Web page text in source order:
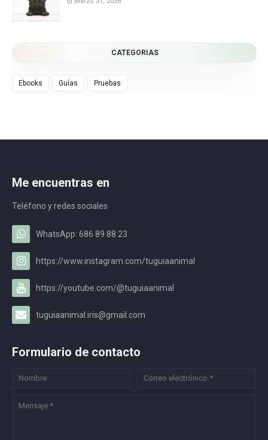
CATEGORIAS
Ebooks Guías Pruebas
Me encuentras en
Teléfono y redes sociales
WhatsApp: 686 89 88 23
https://www.instagram.com/tuguiaanimal
https://youtube.com/@tuguiaanimal
tuguiaanimal.iris@gmail.com
Formulario de contacto